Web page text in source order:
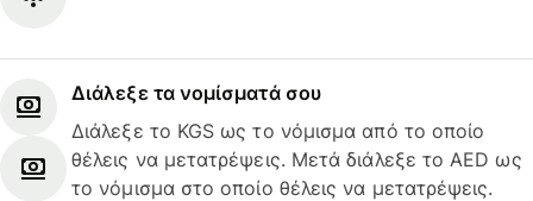
Διάλεξε τα νομίσματά σου
Διάλεξε το KGS ως το νόμισμα από το οποίο
θέλεις να μετατρέψεις. Μετά διάλεξε το AED ως
το νόμισμα στο οποίο θέλεις να μετατρέψεις.